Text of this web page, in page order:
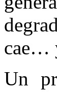
cae…
Un